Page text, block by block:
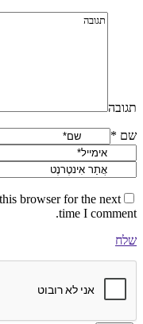
תגובה
שם *
browser for the next
time I comment.
שלח